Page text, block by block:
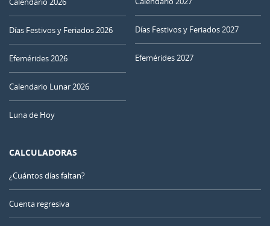
Días Festivos y Feriados 2026
Efemérides 2026
Calendario Lunar 2026
Luna de Hoy
Días Festivos y Feriados 2027
Efemérides 2027
CALCULADORAS
¿Cuántos días faltan?
Cuenta regresiva